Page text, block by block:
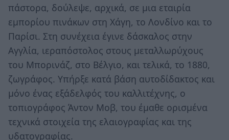
πάστορα, δούλεψε, αρχικά, σε μια εταιρία
εμπορίου πινάκων στη Χάγη, το Λονδίνο και το
Παρίσι. Στη συνέχεια έγινε δάσκαλος στην
Αγγλία, ιεραπόστολος στους μεταλλωρύχους
του Μπορινάζ, στο Βέλγιο, και τελικά, το 1880,
ζωγράφος. Υπήρξε κατά βάση αυτοδίδακτος και
μόνο ένας εξάδελφός του καλλιτέχνης, ο
τοπιογράφος Άντον Μοβ, του έμαθε ορισμένα
τεχνικά στοιχεία της ελαιογραφίας και της
υδατογραφίας.